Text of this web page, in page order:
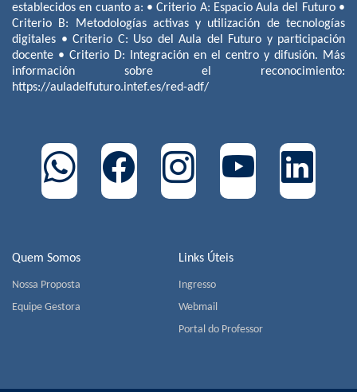
Quem Somos
Nossa Proposta
Equipe Gestora
Links Úteis
Ingresso
Webmail
Portal do Professor
establecidos en cuanto a: • Criterio A: Espacio Aula del Futuro •
Criterio B: Metodologías activas y utilización de tecnologías
digitales • Criterio C: Uso del Aula del Futuro y participación
docente • Criterio D: Integración en el centro y difusión. Más
información sobre el reconocimiento:
https://auladelfuturo.intef.es/red-adf/